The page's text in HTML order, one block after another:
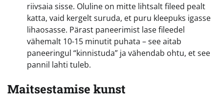
riivsaia sisse. Oluline on mitte lihtsalt fileed pealt
katta, vaid kergelt suruda, et puru kleepuks igasse
lihaosasse. Pärast paneerimist lase fileedel
vähemalt 10-15 minutit puhata – see aitab
paneeringul “kinnistuda” ja vähendab ohtu, et see
pannil lahti tuleb.
Maitsestamise kunst